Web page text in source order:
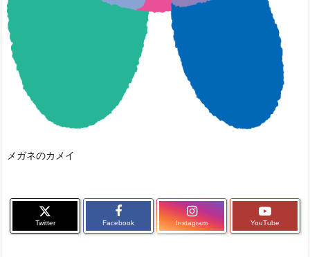
メガネのカメイ
Twitter Facebook Instagram YouTube